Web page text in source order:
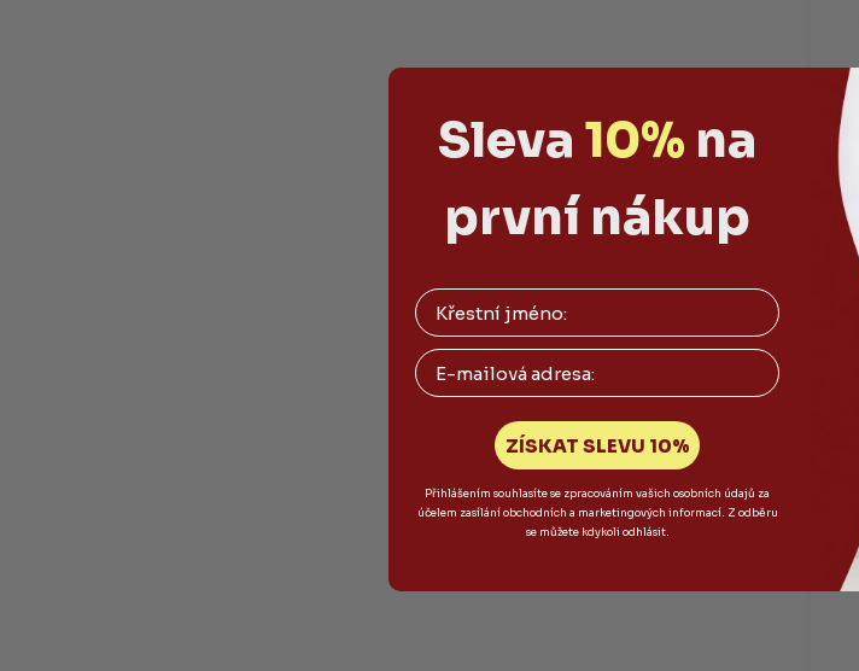
Sleva 10% na
první nákup
Email
ZÍSKAT SLEVU 10%
Přihlášením souhlasíte se zpracováním vašich osobních údajů za
účelem zasílání obchodních a marketingových informací. Z odběru
se můžete kdykoli odhlásit.